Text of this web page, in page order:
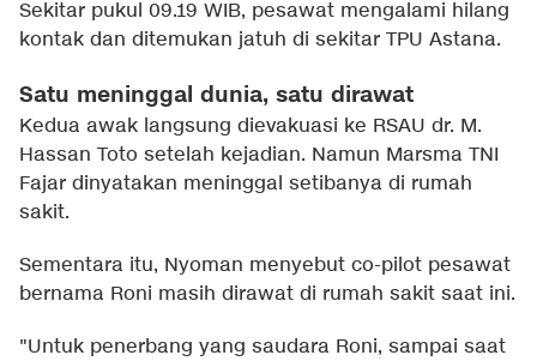
Sekitar pukul 09.19 WIB, pesawat mengalami hilang
kontak dan ditemukan jatuh di sekitar TPU Astana.
Satu meninggal dunia, satu dirawat
Kedua awak langsung dievakuasi ke RSAU dr. M.
Hassan Toto setelah kejadian. Namun Marsma TNI
Fajar dinyatakan meninggal setibanya di rumah
sakit.
Sementara itu, Nyoman menyebut co-pilot pesawat
bernama Roni masih dirawat di rumah sakit saat ini.
"Untuk penerbang yang saudara Roni, sampai saat